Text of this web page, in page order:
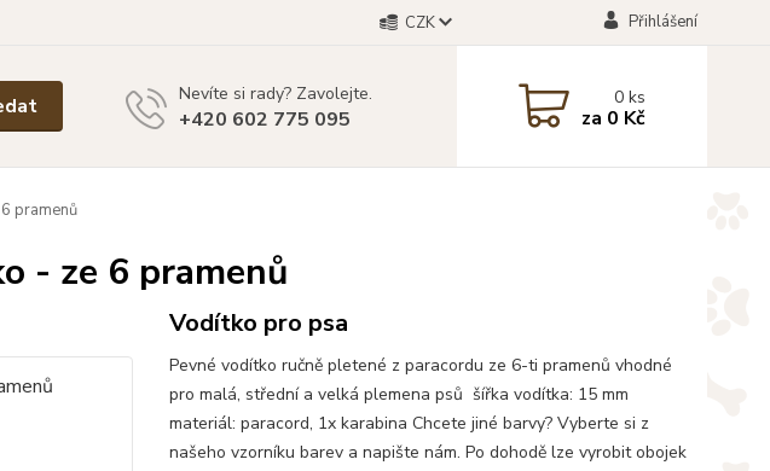
CZK Přihlášení
Nevíte si rady? Zavolejte.
+420 602 775 095
0ks
za 0 Kč
pramenů
- ze 6 pramenů
Vodítko pro psa
Pevné vodítko ručně pletené z paracordu ze 6-ti pramenů vhodné
pro malá, střední a velká plemena psů šířka vodítka: 15 mm
materiál: paracord, 1x karabina Chcete jiné barvy? Vyberte si z
našeho vzorníku barev a napište nám. Po dohodě lze vyrobit obojek